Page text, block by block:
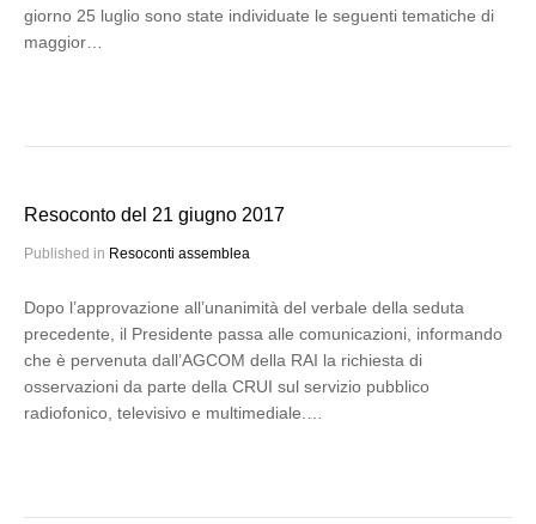
giorno 25 luglio sono state individuate le seguenti tematiche di
maggior…
Resoconto del 21 giugno 2017
Published in Resoconti assemblea
Dopo l’approvazione all’unanimità del verbale della seduta
precedente, il Presidente passa alle comunicazioni, informando
che è pervenuta dall’AGCOM della RAI la richiesta di
osservazioni da parte della CRUI sul servizio pubblico
radiofonico, televisivo e multimediale.…